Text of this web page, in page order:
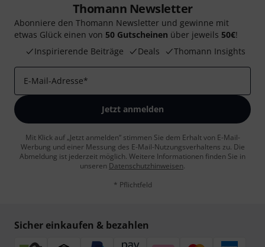
Thomann Newsletter
Abonniere den Thomann Newsletter und gewinne mit
etwas Glück einen von 50 Gutscheinen über jeweils 50€!
Inspirierende Beiträge
Deals Thomann Insights
E-Mail-Adresse*
Jetzt anmelden
Mit Klick auf „Jetzt anmelden“ stimmen Sie dem Erhalt von E-Mail-
Werbung und einer Messung des E-Mail-Nutzungsverhaltens zu. Die
Abmeldung ist jederzeit möglich. Weitere Informationen finden Sie in
unseren Datenschutzhinweisen.
* Pflichtfeld
Sicher einkaufen & bezahlen